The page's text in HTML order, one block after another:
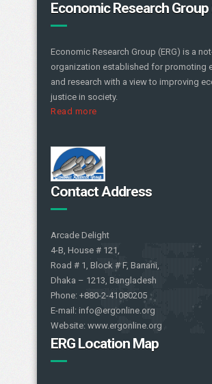
Economic Research Group
Economic Research Group (ERG) is a
organization established for promoting
and research with a view to improving
justice in society.
Read more
Contact Address
Arcade Delight
4-B, House # 121,
Road # 1, Block # F, Banani,
Dhaka – 1213, Bangladesh
Phone: +880-2-41080205
E-mail: info@ergonline.org
Website: www.ergonline.org
ERG Location Map